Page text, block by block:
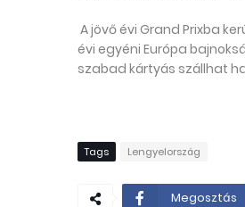
A jövő évi Grand Prixba
évi egyéni Európa
szabad kártyás szállhat
Tags Lengyelország
Megosztás